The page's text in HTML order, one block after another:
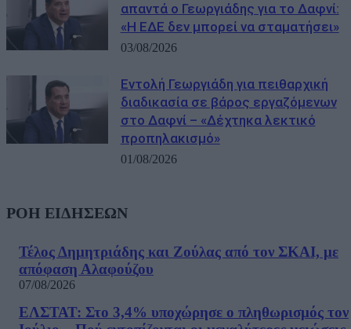
απαντά ο Γεωργιάδης για το Δαφνί:
«Η ΕΔΕ δεν μπορεί να σταματήσει»
03/08/2026
Εντολή Γεωργιάδη για πειθαρχική
διαδικασία σε βάρος εργαζόμενων
στο Δαφνί – «Δέχτηκα λεκτικό
προπηλακισμό»
01/08/2026
ΡΟΗ ΕΙΔΗΣΕΩΝ
Τέλος Δημητριάδης και Ζούλας από τον ΣΚΑΙ, με
απόφαση Αλαφούζου
07/08/2026
ΕΛΣΤΑΤ: Στο 3,4% υποχώρησε ο πληθωρισμός τον